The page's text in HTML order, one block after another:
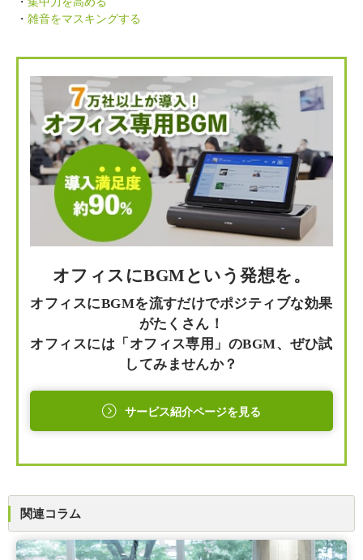
・ 雑音をマスキングする
オフィスにBGMという発想を。
オフィスにBGMを流すだけでポジティブな効果
がたくさん！
オフィスには「オフィス専用」のBGM、ぜひ試
してみませんか？
サービス紹介ページを見る
関連コラム